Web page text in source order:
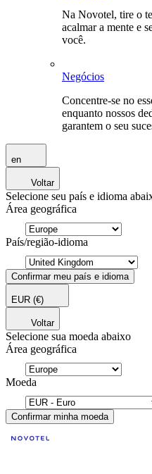
Na Novotel, tire o
acalmar a mente e
você.
Negócios
Concentre-se no
enquanto nossos
garantem o seu
en
Voltar
Selecione seu país e idioma
Área geográfica
País/região-idioma
Confirmar meu país e idioma
EUR (€)
Voltar
Selecione sua moeda abaixo
Área geográfica
Moeda
Confirmar minha moeda